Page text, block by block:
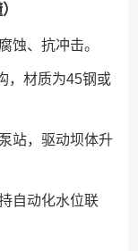
蚀、抗冲击。
，材质为45钢或
站，驱动坝体升
自动化水位联